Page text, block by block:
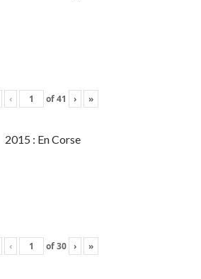
‹ of41 › »
2015 : En Corse
‹ of30 › »